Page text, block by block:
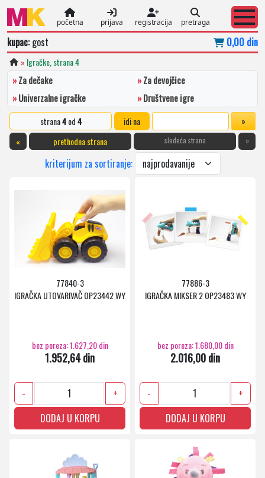
početna prijava registracija pretraga
kupac:gost 0,00 din
» Igračke, strana 4
»Za dečake »Za devojčice
»Univerzalne igračke »Društvene igre
strana4od4
idi na
«
prethodna strana sledeća strana »
kriterijum za sortiranje:
77840-3
IGRAČKA UTOVARIVAČ OP23442 WY
bez poreza: 1.627,20 din
1.952,64 din
-
+
DODAJ U KORPU
77886-3
IGRAČKA MIKSER 2 OP23483 WY
bez poreza: 1.680,00 din
2.016,00 din
-
+
DODAJ U KORPU